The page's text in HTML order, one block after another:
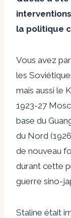
la politique
Vous avez
les
mais aussi le
1923-27
base du
du Nord
de nouveau
durant cette
guerre sino-
Staline était